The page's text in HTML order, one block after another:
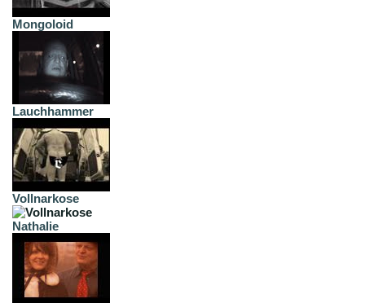
Mongoloid
Lauchhammer
Vollnarkose
Nathalie